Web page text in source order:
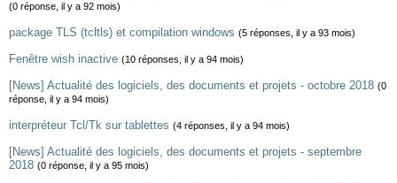
(0 réponse, il y a 92 mois)
package TLS (tcltls) et compilation windows (5 réponses, il y a 93 mois)
Fenêtre wish inactive (10 réponses, il y a 94 mois)
[News] Actualité des logiciels, des documents et projets - octobre 2018 (0
réponse, il y a 94 mois)
interpréteur Tcl/Tk sur tablettes (4 réponses, il y a 94 mois)
[News] Actualité des logiciels, des documents et projets - septembre
2018 (0 réponse, il y a 95 mois)